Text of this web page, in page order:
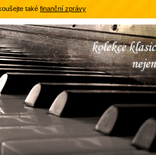
také finanční zprávy